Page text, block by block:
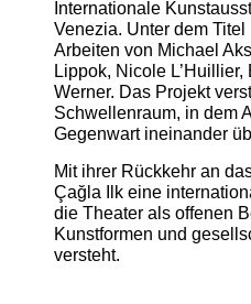
Internationale
Venezia. Unter dem Titel
Arbeiten von Michael
Lippok, Nicole
Werner. Das Projekt
Schwellenraum, in dem
Gegenwart ineinander
Mit ihrer Rückkehr an
Çağla Ilk eine
die Theater als offenen
Kunstformen und
versteht.